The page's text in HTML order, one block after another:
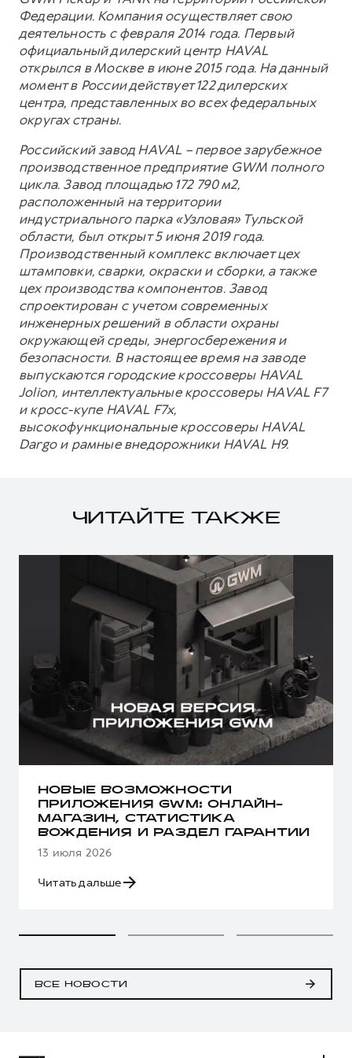
Федерации. Компания осуществляет свою
деятельность с февраля 2014 года. Первый
официальный дилерский центр HAVAL
открылся в Москве в июне 2015 года. На данный
момент в России действует 122 дилерских
центра, представленных во всех федеральных
округах страны.
Российский завод HAVAL – первое зарубежное
производственное предприятие GWM полного
цикла. Завод площадью 172 790 м2,
расположенный на территории
индустриального парка «Узловая» Тульской
области, был открыт 5 июня 2019 года.
Производственный комплекс включает цех
штамповки, сварки, окраски и сборки, а также
цех производства компонентов. Завод
спроектирован с учетом современных
инженерных решений в области охраны
окружающей среды, энергосбережения и
безопасности. В настоящее время на заводе
выпускаются городские кроссоверы HAVAL
Jolion, интеллектуальные кроссоверы HAVAL F7
и кросс-купе HAVAL F7x,
высокофункциональные кроссоверы HAVAL
Dargo и рамные внедорожники HAVAL H9.
ЧИТАЙТЕ ТАКЖЕ
НОВЫЕ ВОЗМОЖНОСТИ
ПРИЛОЖЕНИЯ GWM: ОНЛАЙН-
МАГАЗИН, СТАТИСТИКА
ВОЖДЕНИЯ И РАЗДЕЛ ГАРАНТИИ
13 июля 2026
Читать дальше
ВСЕ НОВОСТИ